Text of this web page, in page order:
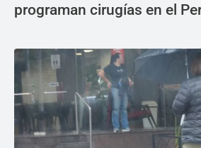
programan cirugías en el